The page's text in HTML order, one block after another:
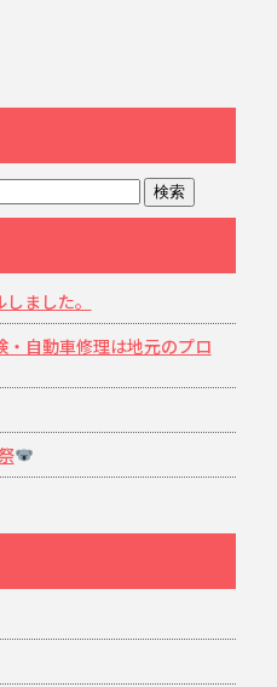
ました。
・自動車修理は地元のプロ